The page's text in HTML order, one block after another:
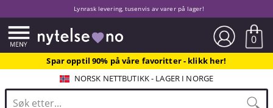
Lynrask levering, tusenvis av varer på lager!
0
Spar opptil 90% på våre favoritter - klikk her!
NORSK NETTBUTIKK - LAGER I NORGE